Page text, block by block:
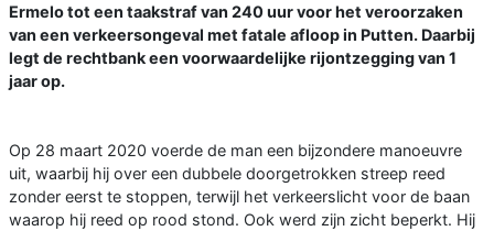
Ermelo tot een taakstraf van 240 uur voor het veroorzaken
van een verkeersongeval met fatale afloop in Putten. Daarbij
legt de rechtbank een voorwaardelijke rijontzegging van 1
jaar op.
Op 28 maart 2020 voerde de man een bijzondere manoeuvre
uit, waarbij hij over een dubbele doorgetrokken streep reed
zonder eerst te stoppen, terwijl het verkeerslicht voor de baan
waarop hij reed op rood stond. Ook werd zijn zicht beperkt. Hij